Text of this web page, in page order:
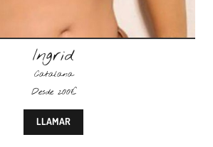
Ingrid
Catalana
Desde 200€
LLAMAR